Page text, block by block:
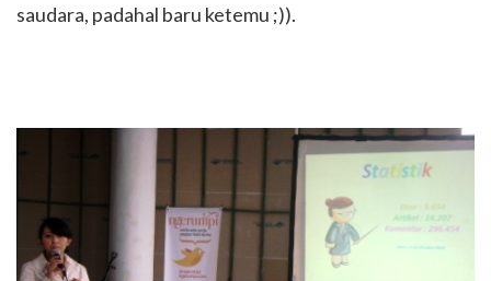
saudara, padahal baru ketemu ;)).